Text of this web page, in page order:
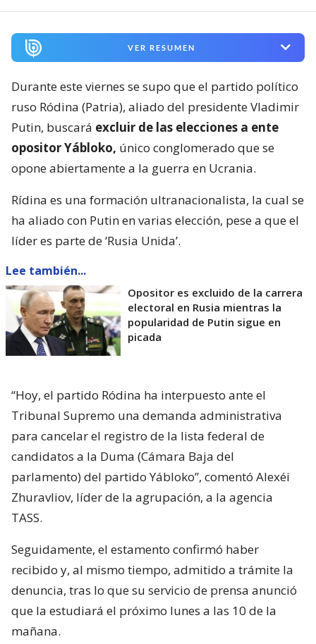
VER RESUMEN
Durante este viernes se supo que el partido político
ruso Ródina (Patria), aliado del presidente Vladimir
Putin, buscará excluir de las elecciones a ente
opositor Yábloko, único conglomerado que se
opone abiertamente a la guerra en Ucrania.
Rídina es una formación ultranacionalista, la cual se
ha aliado con Putin en varias elección, pese a que el
líder es parte de ‘Rusia Unida’.
Lee también...
Opositor es excluido de la carrera
electoral en Rusia mientras la
popularidad de Putin sigue en
picada
“Hoy, el partido Ródina ha interpuesto ante el
Tribunal Supremo una demanda administrativa
para cancelar el registro de la lista federal de
candidatos a la Duma (Cámara Baja del
parlamento) del partido Yábloko”, comentó Alexéi
Zhuravliov, líder de la agrupación, a la agencia
TASS.
Seguidamente, el estamento confirmó haber
recibido y, al mismo tiempo, admitido a trámite la
denuncia, tras lo que su servicio de prensa anunció
que la estudiará el próximo lunes a las 10 de la
mañana.